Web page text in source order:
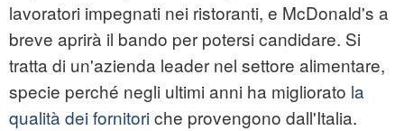
lavoratori impegnati nei ristoranti, e McDonald's a
breve aprirà il bando per potersi candidare. Si
tratta di un'azienda leader nel settore alimentare,
specie perché negli ultimi anni ha migliorato la
qualità dei fornitoriche provengono dall'Italia.